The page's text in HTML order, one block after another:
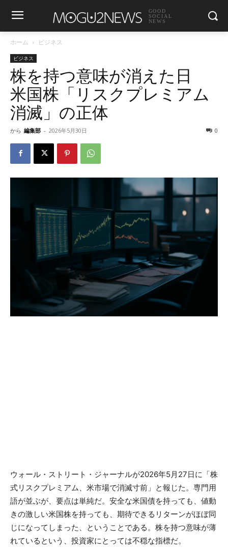
GOOD
SOCIAL
NEWS
ホーム ビジネス
ビジネス
株を持つ意味が消えた日
米国株「リスクプレミアム
消滅」の正体
から 編集部 - 2026年5月30日 0
ウォール・ストリート・ジャーナルが2026年5月27日に「株
式リスクプレミアム、米市場で消滅寸前」と報じた。専門用
語が並ぶが、要点は単純だ。安全な米国債を持っても、値動
きの激しい米国株を持っても、期待できるリターンがほぼ同
じになってしまった、ということである。株を持つ意味が薄
れているという、投資家にとっては不穏な指標だ。